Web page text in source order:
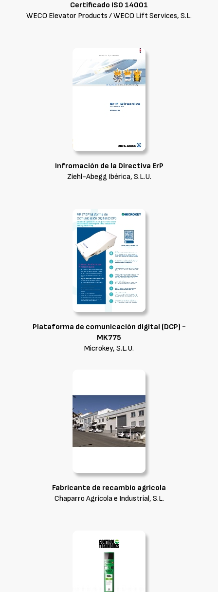
Certificado ISO 14001
WECO Elevator Products / WECO Lift Services, S.L.
Infromación de la Directiva ErP
Ziehl-Abegg Ibérica, S.L.U.
Plataforma de comunicación digital (DCP) -
MK775
Microkey, S.L.U.
Fabricante de recambio agrícola
Chaparro Agrícola e Industrial, S.L.